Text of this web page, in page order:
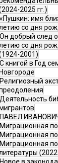
2025 гг.)
«Пушкин: имя
со дня
Он добрый след
со дня
2001)
С книгой в Год
Новгороде
Религиозный
Деятельность
ПАВЕЛ
Миграционная
Миграционная
Миграционная